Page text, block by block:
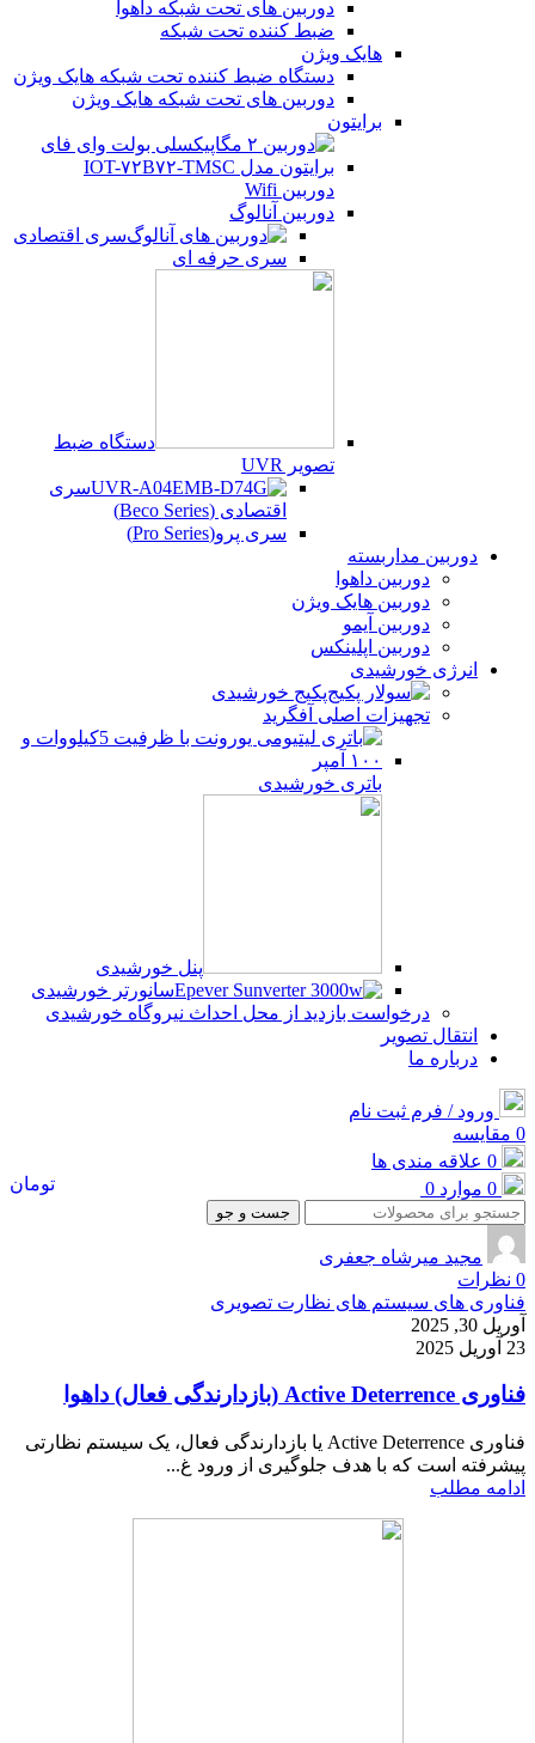
دوربین های تحت شبکه داهوا
ضبط کننده تحت شبکه
هایک ویژن
دستگاه ضبط کننده تحت شبکه هایک ویژن
دوربین های تحت شبکه هایک ویژن
برایتون
دوربین Wifi
دوربین آنالوگ
سری اقتصادی
سری حرفه ای
دستگاه ضبط
تصویر UVR
سری
اقتصادی (Beco Series)
سری پرو(Pro Series)
دوربین مداربسته
دوربین داهوا
دوربین هایک ویژن
دوربین آیمو
دوربین اپلینکس
انرژی خورشیدی
پکیج خورشیدی
تجهیزات اصلی آفگرید
باتری خورشیدی
پنل خورشیدی
سانورتر خورشیدی
درخواست بازدید از محل احداث نیروگاه خورشیدی
انتقال تصویر
درباره ما
ورود / فرم ثبت نام
0 مقایسه
0 علاقه مندی ها
0 موارد 0 تومان
جست و جو
مجید میرشاه جعفری
0 نظرات
فناوری های سیستم های نظارت تصویری
آوریل 30, 2025
23 آوریل 2025
فناوری Active Deterrence (بازدارندگی فعال) داهوا
فناوری Active Deterrence یا بازدارندگی فعال، یک سیستم نظارتی
پیشرفته است که با هدف جلوگیری از ورود غ...
ادامه مطلب